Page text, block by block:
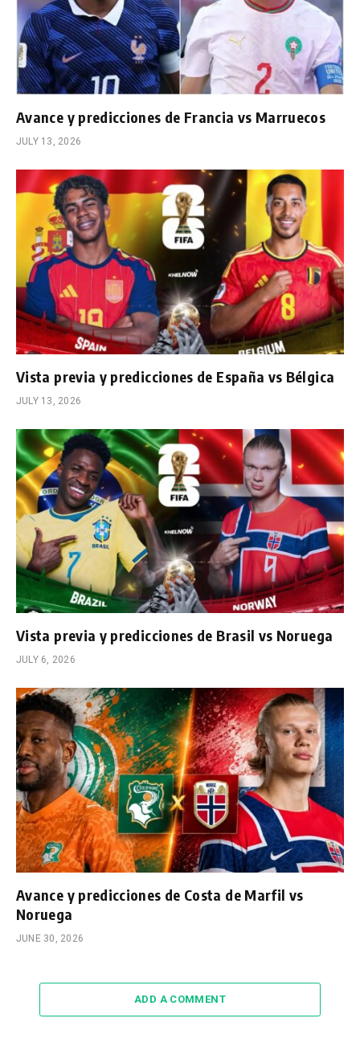
Avance y predicciones de Francia vs Marruecos
JULY 13, 2026
Vista previa y predicciones de España vs Bélgica
JULY 13, 2026
Vista previa y predicciones de Brasil vs Noruega
JULY 6, 2026
Avance y predicciones de Costa de Marfil vs
Noruega
JUNE 30, 2026
ADD A COMMENT